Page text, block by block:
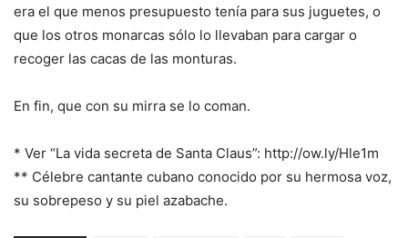
era el que menos presupuesto tenía para sus juguetes, o
que los otros monarcas sólo lo llevaban para cargar o
recoger las cacas de las monturas.
En fin, que con su mirra se lo coman.
* Ver “La vida secreta de Santa Claus”: http://ow.ly/Hle1m
** Célebre cantante cubano conocido por su hermosa voz,
su sobrepeso y su piel azabache.